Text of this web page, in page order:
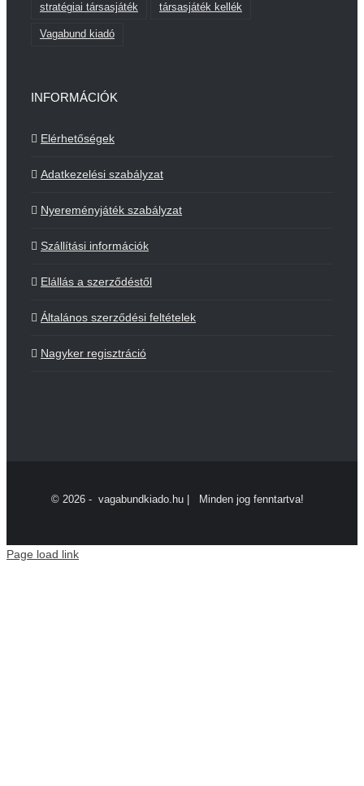
stratégiai társasjáték társasjáték kellék
Vagabund kiadó
INFORMÁCIÓK
Elérhetőségek
Adatkezelési szabályzat
Nyereményjáték szabályzat
Szállítási információk
Elállás a szerződéstől
Általános szerződési feltételek
Nagyker regisztráció
© 2026 - vagabundkiado.hu | Minden jog fenntartva!
Page load link